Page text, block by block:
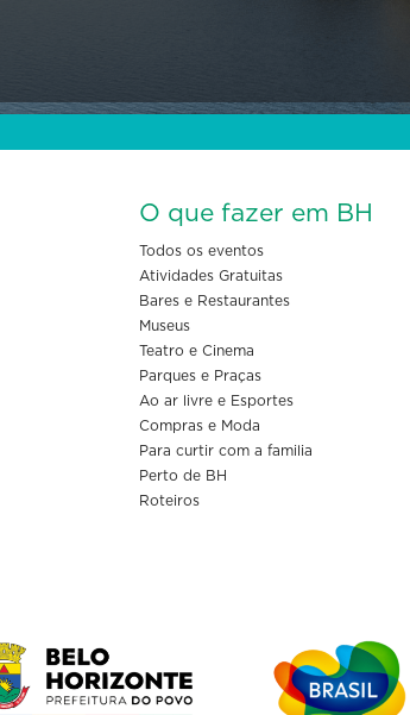
O que fazer em BH
Todos os eventos
Atividades Gratuitas
Bares e Restaurantes
Museus
Teatro e Cinema
Parques e Praças
Ao ar livre e Esportes
Compras e Moda
Para curtir com a familia
Perto de BH
Roteiros